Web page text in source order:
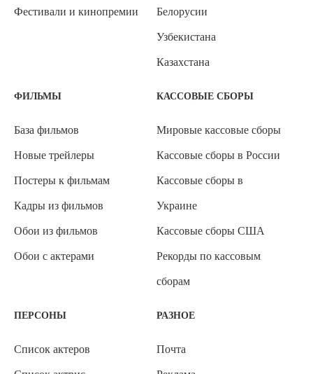
Фестивали и кинопремии Белорусии
Узбекистана
Казахстана
ФИЛЬМЫ
База фильмов
Новые трейлеры
Постеры к фильмам
Кадры из фильмов
Обои из фильмов
Обои с актерами
КАССОВЫЕ СБОРЫ
Мировые кассовые сборы
Кассовые сборы в России
Кассовые сборы в
Украине
Кассовые сборы США
Рекорды по кассовым
сборам
ПЕРСОНЫ
Список актеров
РАЗНОЕ
Почта